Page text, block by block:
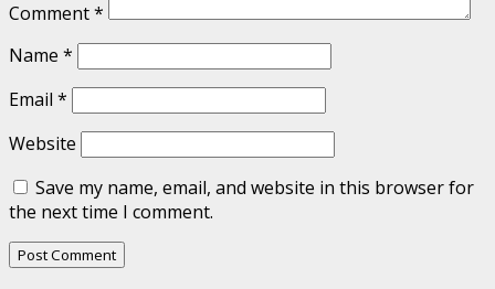
Comment*
Name *
Email *
Website
Save my name, email, and website in this browser for
the next time I comment.